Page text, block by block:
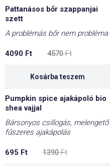
-11%
Pattanásos bőr szappanjai
szett
A problémás bőr nem probléma
4570Ft
price
4090 Ft
price
Kosárba teszem
Pumpkin spice ajakápoló bio
shea vajjal
Bársonyos csillogás, melengető
fűszeres ajakápolás
1390Ft
price
695 Ft
price